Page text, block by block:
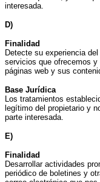
interesada.
D)
Finalidad
Detecte su experiencia
servicios que ofrecemos
páginas web y sus
Base Jurídica
Los tratamientos
legítimo del propietario y
parte interesada.
E)
Finalidad
Desarrollar actividades
periódico de boletines y